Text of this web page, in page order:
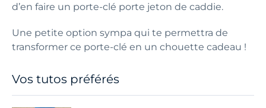
d’en faire un porte-clé porte jeton de caddie.
Une petite option sympa qui te permettra de
transformer ce porte-clé en un chouette cadeau !
Vos tutos préférés